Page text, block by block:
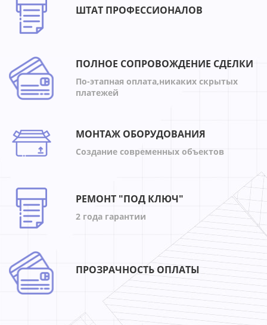
ШТАТ ПРОФЕССИОНАЛОВ
ПОЛНОЕ СОПРОВОЖДЕНИЕ СДЕЛКИ
По-этапная оплата,никаких скрытых
платежей
МОНТАЖ ОБОРУДОВАНИЯ
Создание современных объектов
РЕМОНТ "ПОД КЛЮЧ"
2 года гарантии
ПРОЗРАЧНОСТЬ ОПЛАТЫ